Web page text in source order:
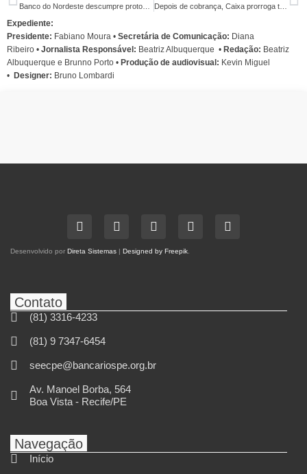
Depois de cobrança, Caixa prorroga trabalho remoto
Expediente:
Presidente: Fabiano Moura • Secretária de Comunicação: Diana
Ribeiro • Jornalista Responsável: Beatriz Albuquerque • Redação: Beatriz
Albuquerque e Brunno Porto • Produção de audiovisual: Kevin Miguel
• Designer: Bruno Lombardi
Desenvolvido por Direta Sistemas | Designed by Freepik
Contato
(81) 3316-4233
(81) 9 7347-6454
seecpe@bancariospe.org.br
Av. Manoel Borba, 564
Boa Vista - Recife/PE
Navegação
Início